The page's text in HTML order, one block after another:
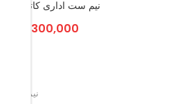
نیم ست اداری کاترین مدل
35,300,000
نیم ست